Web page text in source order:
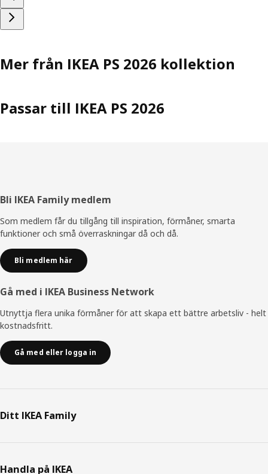
Mer från IKEA PS 2026 kollektion
Passar till IKEA PS 2026
Sidfot
Bli IKEA Family medlem
Som medlem får du tillgång till inspiration, förmåner, smarta
funktioner och små överraskningar då och då.
Bli medlem här
Gå med i IKEA Business Network
Utnyttja flera unika förmåner för att skapa ett bättre arbetsliv - helt
kostnadsfritt.
Gå med eller logga in
Ditt IKEA Family
Handla på IKEA